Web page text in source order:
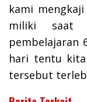
kami
miliki saat
pembelajaran
hari tentu kita
tersebut